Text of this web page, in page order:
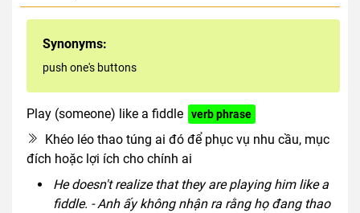
Synonyms:
push one's buttons
Play (someone) like a fiddle verb phrase
Khéo léo thao túng ai đó để phục vụ nhu cầu, mục
đích hoặc lợi ích cho chính ai
He doesn't realize that they are playing him like a
fiddle. - Anh ấy không nhận ra rằng họ đang thao